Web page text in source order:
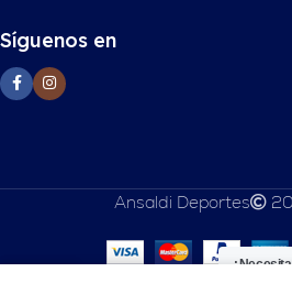
Síguenos en
Ansaldi Deportes